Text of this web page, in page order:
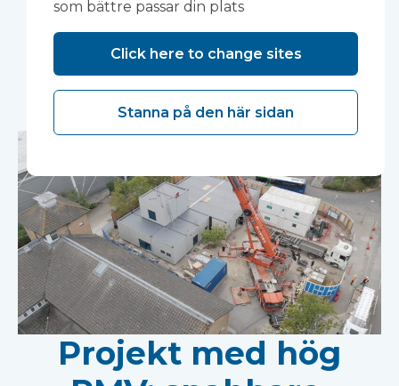
Du kanske också
gillar...
Projekt med hög
som bättre passar din plats
Click here to change sites
Stanna på den här sidan